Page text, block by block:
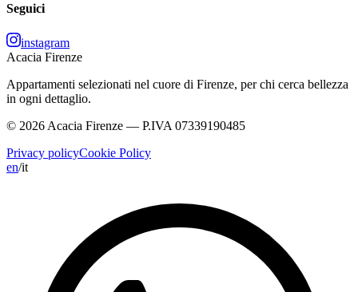
Seguici
instagram
Acacia Firenze
Appartamenti selezionati nel cuore di Firenze, per chi cerca bellezza
in ogni dettaglio.
© 2026 Acacia Firenze — P.IVA 07339190485
Privacy policyCookie Policy
en/it